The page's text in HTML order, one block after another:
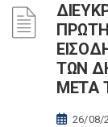
ΤΩΝ
ΜΕΤΑ
26/08/